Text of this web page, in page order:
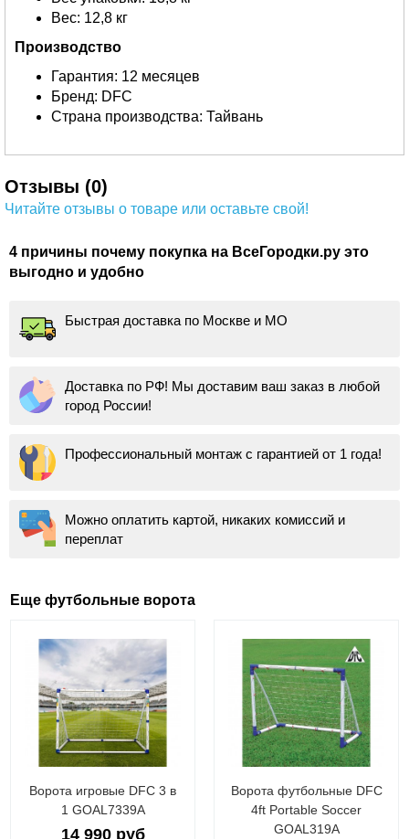
Вес: 12,8 кг
Производство
Гарантия: 12 месяцев
Бренд: DFC
Страна производства: Тайвань
Отзывы (0)
Читайте отзывы о товаре или оставьте свой!
4 причины почему покупка на ВсеГородки.ру это
выгодно и удобно
Быстрая доставка по Москве и МО
Доставка по РФ! Мы доставим ваш заказ в любой
город России!
Профессиональный монтаж с гарантией от 1 года!
Можно оплатить картой, никаких комиссий и
переплат
Еще футбольные ворота
Ворота игровые DFC 3 в
1 GOAL7339A
14 990 руб
Ворота футбольные DFC
4ft Portable Soccer
GOAL319A